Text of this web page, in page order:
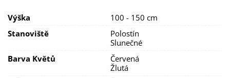
zalévat
V létě ji lze pěstovat venku, na zimu je nutné
po zatažení a uschovat je alespoň na
chladné místnosti s teplotou kolem 10 °C
Výška
100 - 150 cm
Stanoviště
Polostín
Slunečné
Barva Květů
Červená
Žlutá